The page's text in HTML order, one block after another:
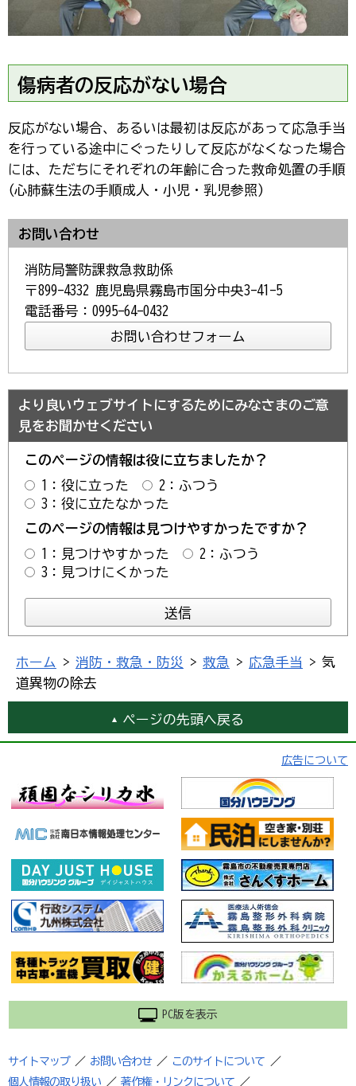
傷病者の反応がない場合
反応がない場合、あるいは最初は反応があって応急手当
を行っている途中にぐったりして反応がなくなった場合
には、ただちにそれぞれの年齢に合った救命処置の手順
(心肺蘇生法の手順成人・小児・乳児参照)
お問い合わせ
消防局警防課救急救助係
〒899-4332 鹿児島県霧島市国分中央3-41-5
電話番号：0995-64-0432
より良いウェブサイトにするためにみなさまのご意
見をお聞かせください
このページの情報は役に立ちましたか？
1：役に立った
2：ふつう
3：役に立たなかった
このページの情報は見つけやすかったですか？
1：見つけやすかった
2：ふつう
3：見つけにくかった
ホーム > 消防・救急・防災 > 救急 > 応急手当
> 気
道異物の除去
ページの先頭へ戻る
広告について
PC版を表示
サイトマップ ／ お問い合わせ ／ このサイトについて
／
個人情報の取り扱い ／ 著作権・リンクについて ／